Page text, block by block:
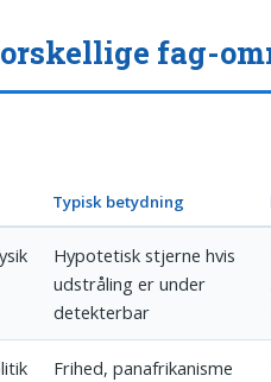
fag-
Typisk betydning
Hypotetisk stjerne hvis
udstråling er under
detekterbar
Frihed, panafrikanisme